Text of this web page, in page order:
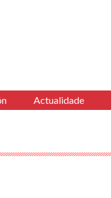
Actualidade